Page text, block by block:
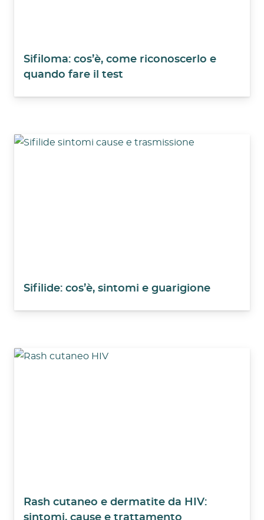
Sifiloma: cos’è, come riconoscerlo e
quando fare il test
Sifilide: cos’è, sintomi e guarigione
Rash cutaneo e dermatite da HIV:
sintomi, cause e trattamento